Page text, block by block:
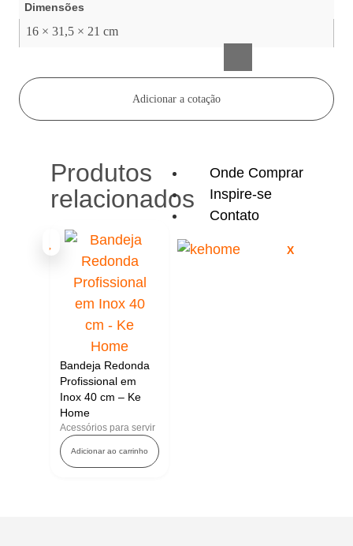
Onde Comprar
Inspire-se
Contato
X
Dimensões
16 × 31,5 × 21 cm
Adicionar a cotação
Produtos
relacionados
Bandeja Redonda
Profissional em
Inox 40 cm – Ke
Home
Acessórios para servir
Adicionar ao carrinho